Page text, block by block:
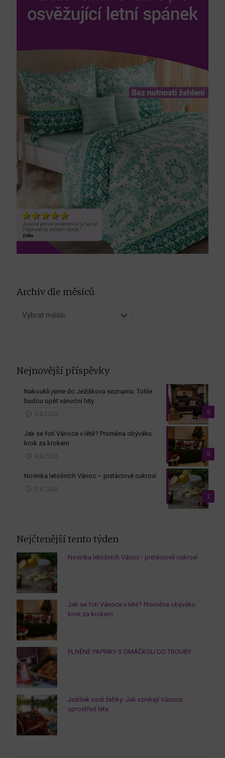
Archiv dle měsíců
dle
Nejnovější příspěvky
0
Nakoukli jsme do Ježíškova seznamu. Tohle
budou opět vánoční hity.
5.8.2026
0
Jak se fotí Vánoce v létě? Proměna obýváku
krok za krokem
4.8.2026
2
Novinka letošních Vánoc – pistáciové cukroví
3.8.2026
Nejčtenější tento týden
Novinka letošních Vánoc - pistáciové cukroví
Jak se fotí Vánoce v létě? Proměna obýváku
krok za krokem
PLNĚNÉ PAPRIKY S OMÁČKOU DO TROUBY
Ježíšek nosí žabky: Jak vznikají Vánoce
uprostřed léta